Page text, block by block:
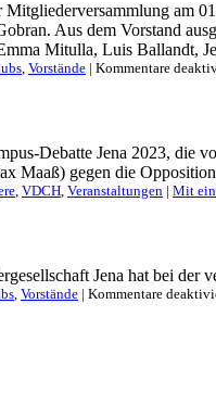
am
Aus dem Vorstand
Mitulla, Luis Ballandt,
, Vorstände | Kommentare
Debatte Jena 2023, die
Maaß) gegen die
VDCH Veranstaltungen | Mit
Jena hat bei der
Vorstände | Kommentare